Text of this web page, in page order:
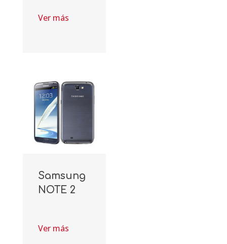
Ver más
Samsung
NOTE 2
Ver más